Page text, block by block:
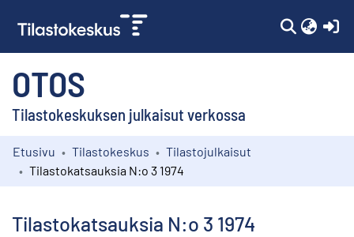
OTOS
Tilastokeskuksen julkaisut verkossa
Kokoelmat
Etusivu Tilastokeskus
Tilastojulkaisut
Tilastokatsauksia N:o 3 1974
Tilastokatsauksia N:o 3 1974